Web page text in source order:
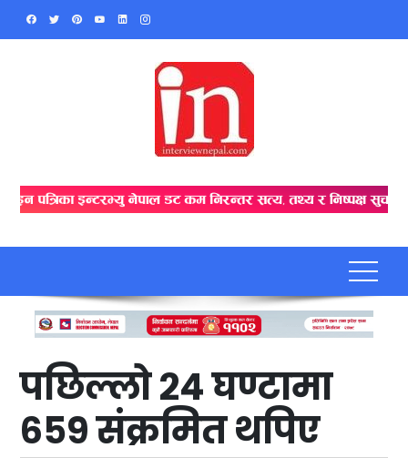
Skip
पछिल्लो २४ घण्टामा
६५९ संक्रमित थपिए